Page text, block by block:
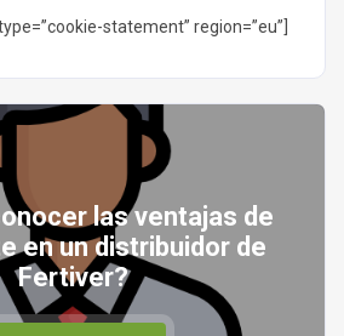
statement” region=”eu”]
las ventajas de
en un distribuidor de
Fertiver?